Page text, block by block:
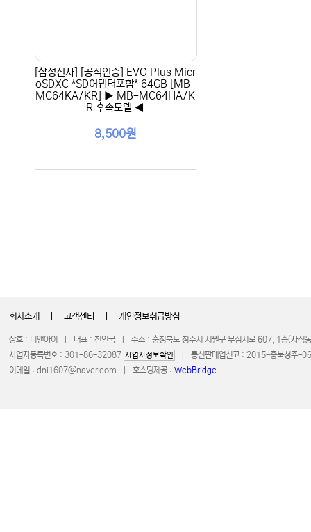
[삼성전자] [공식인증] EVO Plus Micr
oSDXC *SD어댑터포함* 64GB [MB-
MC64KA/KR] ▶ MB-MC64HA/K
R 후속모델 ◀
8,500원
회사소개 고객센터 개인정보취급방침
상호 : 디앤아이 | 대표 : 천인국 | 주소 : 충청북도 청주시 서원구 무심서로 607, 1층(사직
사업자등록번호 : 301-86-32087 사업자정보확인
| 통신판매업신고 : 2015-충북청
이메일 : dni1607@naver.com | 호스팅제공 : WebBridge